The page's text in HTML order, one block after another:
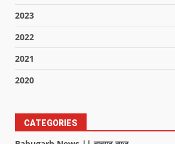
2023
2022
2021
2020
CATEGORIES